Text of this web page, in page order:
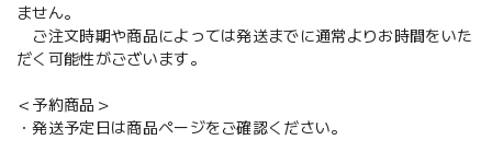
ません。
ご注文時期や商品によっては発送までに通常よりお時間をいた
だく可能性がございます。
＜予約商品＞
・発送予定日は商品ページをご確認ください。